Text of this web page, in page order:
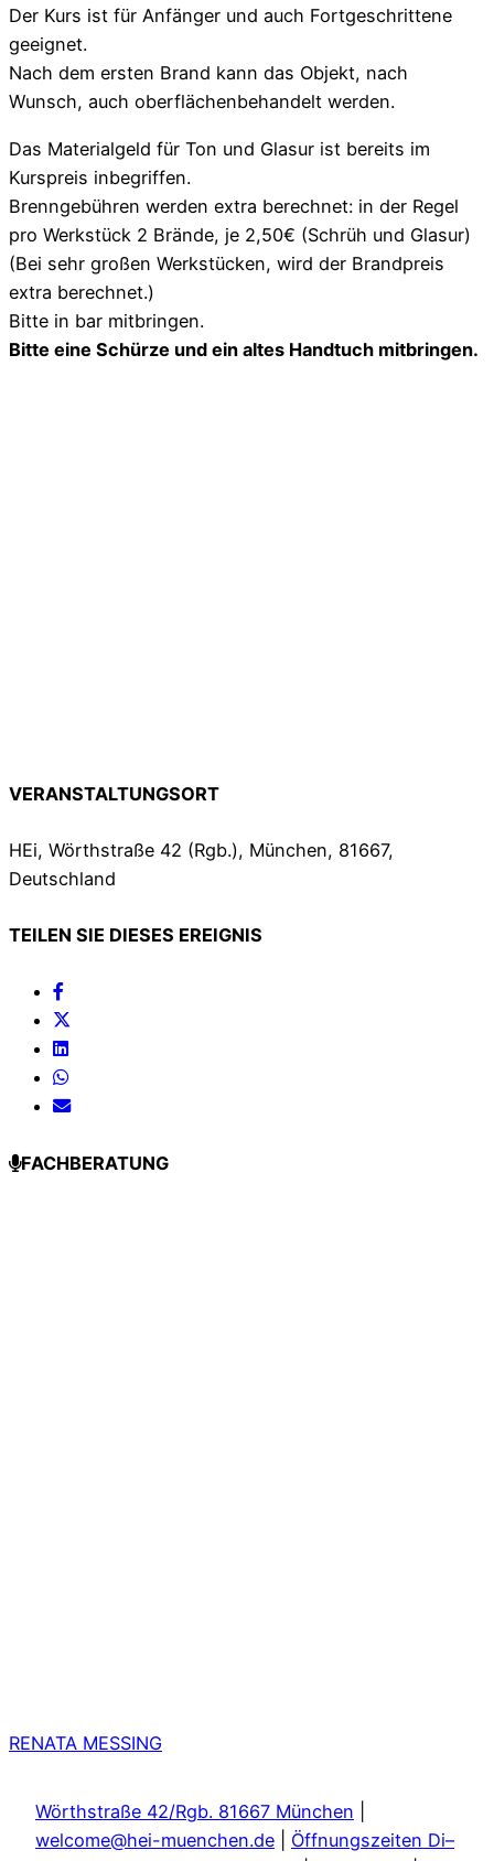
Der Kurs ist für Anfänger und auch Fortgeschrittene
geeignet.
Nach dem ersten Brand kann das Objekt, nach
Wunsch, auch oberflächenbehandelt werden.
Das Materialgeld für Ton und Glasur ist bereits im
Kurspreis inbegriffen.
Brenngebühren werden extra berechnet: in der Regel
pro Werkstück 2 Brände, je 2,50€ (Schrüh und Glasur)
(Bei sehr großen Werkstücken, wird der Brandpreis
extra berechnet.)
Bitte in bar mitbringen.
Bitte eine Schürze und ein altes Handtuch mitbringen.
VERANSTALTUNGSORT
HEi, Wörthstraße 42 (Rgb.), München, 81667,
Deutschland
TEILEN SIE DIESES EREIGNIS
FACHBERATUNG
RENATA MESSING
Wörthstraße 42/Rgb. 81667 München
welcome@hei-muenchen.de
Öffnungszeiten Di–